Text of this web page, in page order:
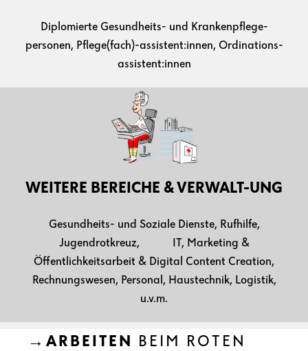
Diplomierte Gesundheits- und Krankenpflege-
personen, Pflege(fach)-assistent:innen, Ordinations-
assistent:innen
WEITERE BEREICHE & VERWALT-UNG
Gesundheits- und Soziale Dienste, Rufhilfe,
Jugendrotkreuz, IT, Marketing &
Öffentlichkeitsarbeit & Digital Content Creation,
Rechnungswesen, Personal, Haustechnik, Logistik,
u.v.m.
→ARBEITEN
BEIM ROTEN